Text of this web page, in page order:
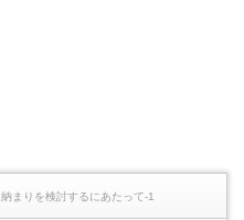
納まりを検討するにあたって-1